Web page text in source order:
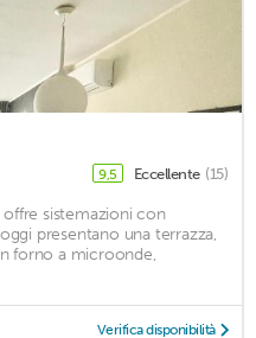
9,5 Eccellente (15)
offre sistemazioni con
presentano una terrazza,
forno a microonde,
Verifica disponibilità